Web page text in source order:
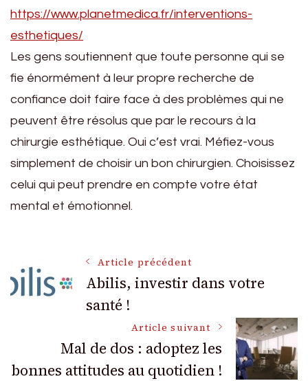
https://www.planetmedica.fr/interventions-
esthetiques/
Les gens soutiennent que toute personne qui se
fie énormément à leur propre recherche de
confiance doit faire face à des problèmes qui ne
peuvent être résolus que par le recours à la
chirurgie esthétique. Oui c’est vrai. Méfiez-vous
simplement de choisir un bon chirurgien. Choisissez
celui qui peut prendre en compte votre état
mental et émotionnel.
Navigation
articles
Article précédent
Abilis, investir dans votre
santé !
Article suivant
Mal de dos : adoptez les
bonnes attitudes au quotidien !